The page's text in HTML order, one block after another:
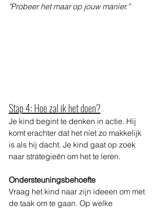
"Probeer het maar op jouw manier.”
Stap 4: Hoe zal ik het doen?
Je kind begint te denken in actie. Hij
komt erachter dat het niet zo makkelijk
is als hij dacht. Je kind gaat op zoek
naar strategieën om het te leren.
Ondersteuningsbehoefte
Vraag het kind naar zijn ideeen om met
de taak om te gaan. Op welke